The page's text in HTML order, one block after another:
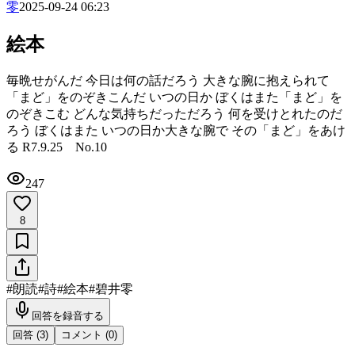
零2025-09-24 06:23
絵本
毎晩せがんだ 今日は何の話だろう 大きな腕に抱えられて
「まど」をのぞきこんだ いつの日か ぼくはまた「まど」を
のぞきこむ どんな気持ちだっただろう 何を受けとれたのだ
ろう ぼくはまた いつの日か大きな腕で その「まど」をあけ
る R7.9.25 No.10
247
8
#朗読#詩#絵本#碧井零
回答を録音する
回答 (3) コメント (0)